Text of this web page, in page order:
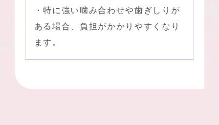
・特に強い噛み合わせや歯ぎしりが
ある場合、負担がかかりやすくなり
ます。